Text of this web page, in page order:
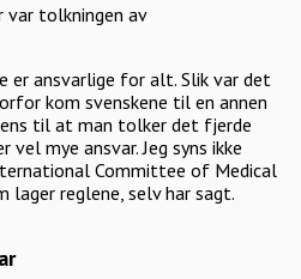
var tolkningen av
er ansvarlige for alt. Slik var det
kom svenskene til en annen
til at man tolker det fjerde
mye ansvar. Jeg syns ikke
Committee of Medical
lager reglene, selv har sagt.